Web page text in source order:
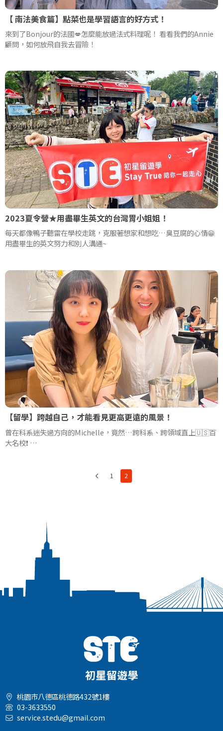
【 南法美食篇】點菜也是學習語言的好方式！
來到了Bonjour的法國💋怎麼能放過法式料理呢！ 看看我們的Annie
顧問，如何放飛自我去冒險！
2023夏令營★用盡畢生英文的台灣胃小姐姐！
每天都像鴨子聽雷在學校走跳，克服著想家和想吃…臭豆腐的心情😁
用盡畢生的英文努力和別人溝通~
【留學】跨越自己，才能看見更高更遠的風景！
曾在科系迷失過方向的Michelle，竟然…跨科系、跨領域直上🇺🇸百
大名校❗
跨越自己，才能看見更高更遠的風景！STE陪你踏出開始的第一步~
1 2
桃園市八德區桃德路432號1樓
03-3633550
service.stedu@gmail.com